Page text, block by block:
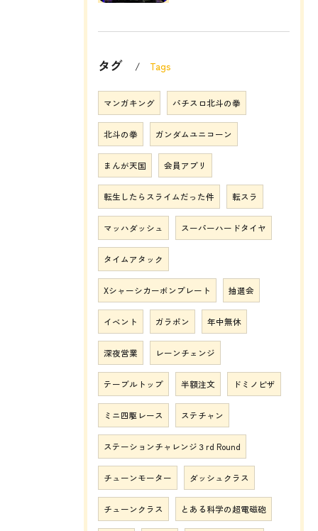
タグ Tags
マンガキング パチスロ北斗の拳
北斗の拳 ガンダムユニコーン
まんが天国 会員アプリ
転生したらスライムだった件 転スラ
マッハダッシュ スーパーハードタイヤ
タイムアタック
Xシャーシカーボンプレート 抽選会
イベント ガラポン 年中無休
深夜営業 レーンチェンジ
テーブルトップ 半額注文 ドミノピザ
ミニ四駆レース ステチャン
ステーションチャレンジ３rd Round
チューンモーター ダッシュクラス
チューンクラス とある科学の超電磁砲